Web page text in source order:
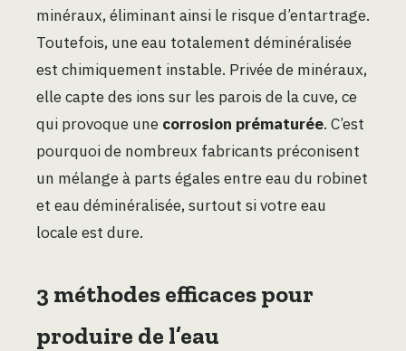
minéraux, éliminant ainsi le risque d’entartrage.
Toutefois, une eau totalement déminéralisée
est chimiquement instable. Privée de minéraux,
elle capte des ions sur les parois de la cuve, ce
qui provoque une corrosion prématurée. C’est
pourquoi de nombreux fabricants préconisent
un mélange à parts égales entre eau du robinet
et eau déminéralisée, surtout si votre eau
locale est dure.
3 méthodes efficaces pour
produire de l’eau